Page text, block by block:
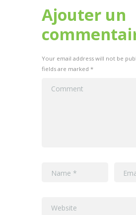
Ajouter un
Your email address will not be
fields are marked *